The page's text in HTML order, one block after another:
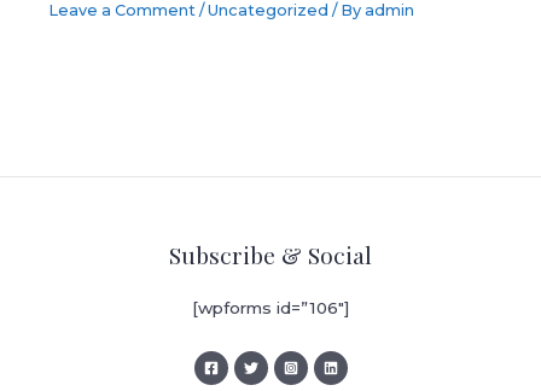
Leave a Comment /Uncategorized / Byadmin
Subscribe & Social
[wpforms id=”106″]